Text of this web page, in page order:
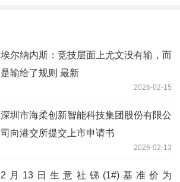
埃尔纳内斯：竞技层面上尤文没有输，而
是输给了规则 最新
2026-02-15
深圳市海柔创新智能科技集团股份有限公
司向港交所提交上市申请书
2026-02-13
2月13日生意社锑(1#)基准价为